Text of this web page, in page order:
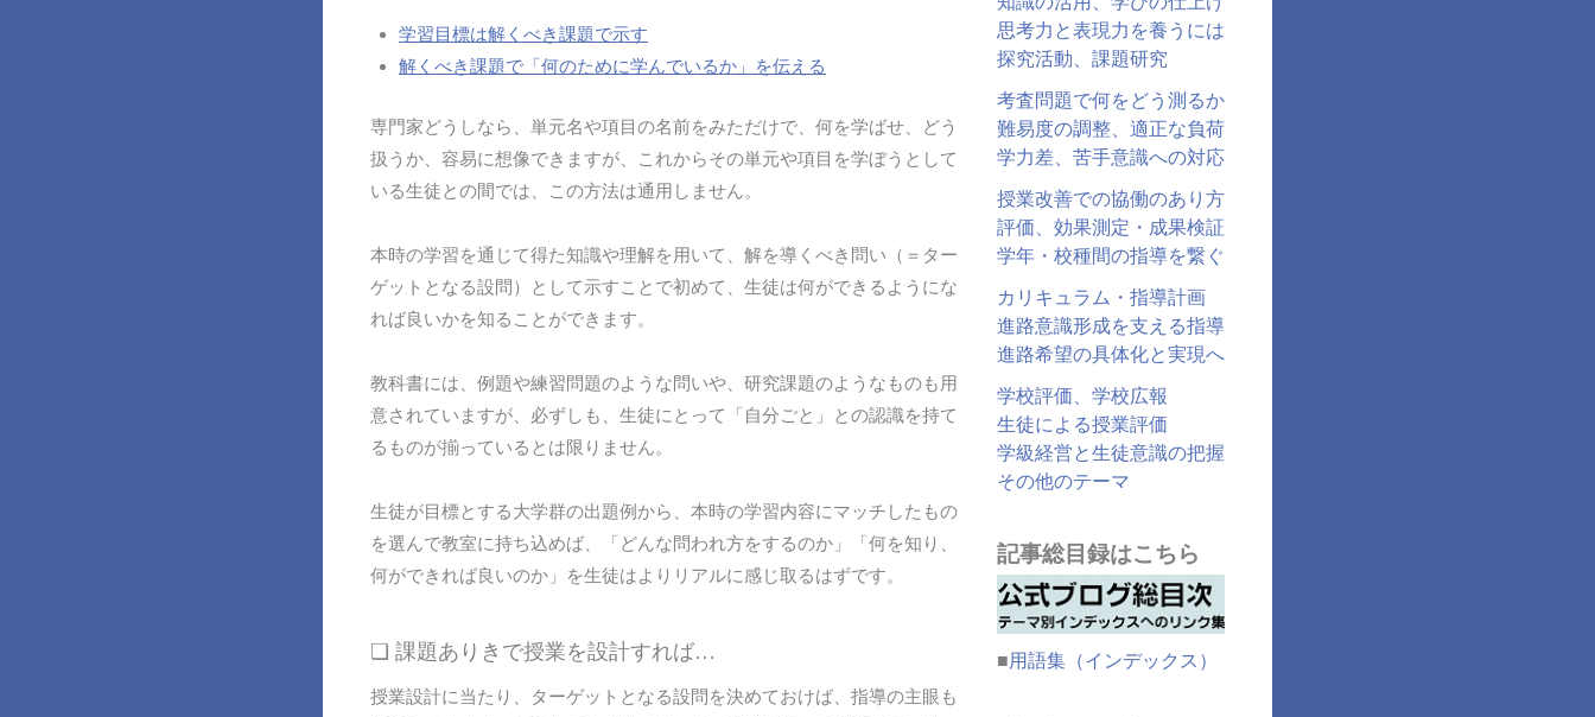
学習目標は解くべき課題で示す
解くべき課題で「何のために学んでいるか」を伝える
専門家どうしなら、単元名や項目の名前をみただけで、何を学ばせ、どう
扱うか、容易に想像できますが、これからその単元や項目を学ぼうとして
いる生徒との間では、この方法は通用しません。
本時の学習を通じて得た知識や理解を用いて、解を導くべき問い（＝ター
ゲットとなる設問）として示すことで初めて、生徒は何ができるようにな
れば良いかを知ることができます。
教科書には、例題や練習問題のような問いや、研究課題のようなものも用
意されていますが、必ずしも、生徒にとって「自分ごと」との認識を持て
るものが揃っているとは限りません。
生徒が目標とする大学群の出題例から、本時の学習内容にマッチしたもの
を選んで教室に持ち込めば、「どんな問われ方をするのか」「何を知り、
何ができれば良いのか」を生徒はよりリアルに感じ取るはずです。
❏ 課題ありきで授業を設計すれば…
授業設計に当たり、ターゲットとなる設問を決めておけば、指導の主眼も
思考力と表現力を養うには
探究活動、課題研究
考査問題で何をどう測るか
難易度の調整、適正な負荷
学力差、苦手意識への対応
授業改善での協働のあり方
評価、効果測定・成果検証
学年・校種間の指導を繋ぐ
カリキュラム・指導計画
進路意識形成を支える指導
進路希望の具体化と実現へ
学校評価、学校広報
生徒による授業評価
学級経営と生徒意識の把握
その他のテーマ
記事総目録はこちら
■用語集（インデックス）